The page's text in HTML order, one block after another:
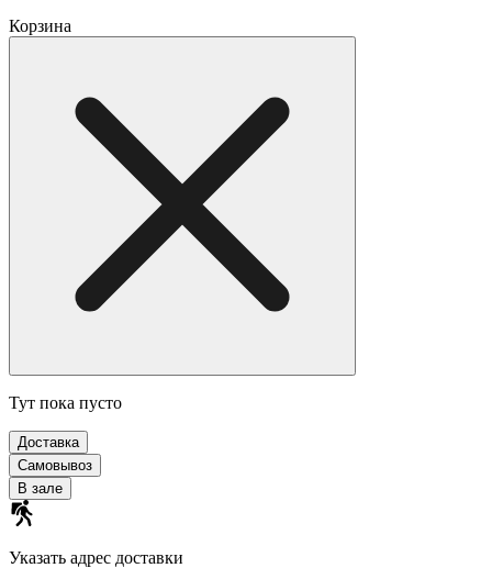
Корзина
Тут пока пусто
Доставка
Самовывоз
В зале
Указать адрес доставки